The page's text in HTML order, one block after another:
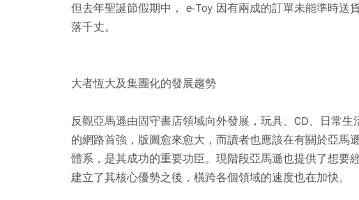
但去年聖誕節假期中， e-Toy 因有兩成的訂單未能準時送
落千丈。
大者恆大及集團化的發展趨勢
反觀亞馬遜由固守書店領域向外發展，玩具、CD、日常
的網路首強，版圖愈來愈大，而讀者也應該在有關於亞馬
體系，是其成功的重要功臣。現階段亞馬遜也提供了想要
建立了其核心優勢之後，橫跨各個領域的速度也在加快。